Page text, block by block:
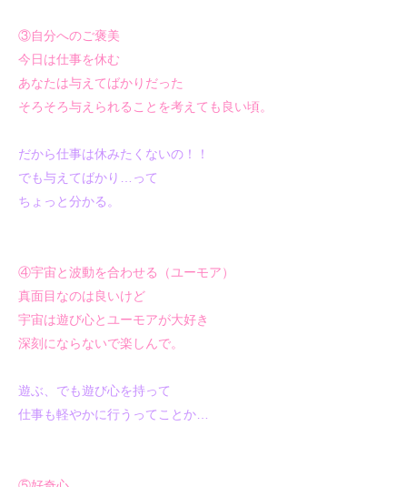
③自分へのご褒美
今日は仕事を休む
あなたは与えてばかりだった
そろそろ与えられることを考えても良い頃。
だから仕事は休みたくないの！！
でも与えてばかり…って
ちょっと分かる。
④宇宙と波動を合わせる（ユーモア）
真面目なのは良いけど
宇宙は遊び心とユーモアが大好き
深刻にならないで楽しんで。
遊ぶ、でも遊び心を持って
仕事も軽やかに行うってことか…